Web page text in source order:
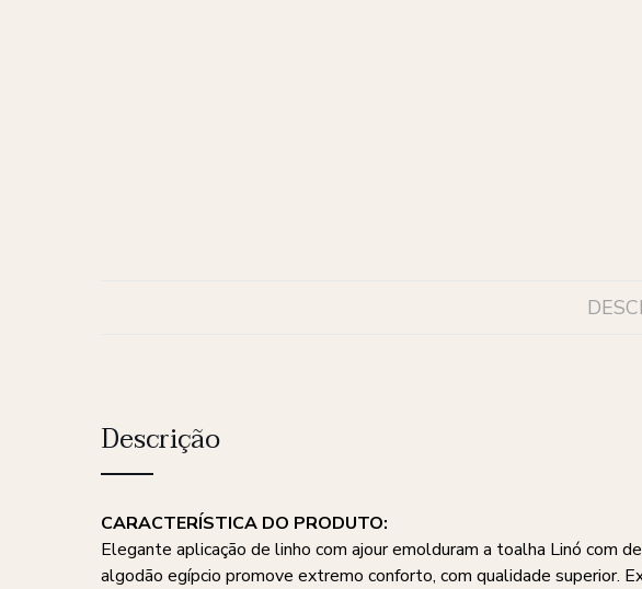
Descrição
CARACTERÍSTICA DO PRODUTO:
Elegante aplicação de linho com ajour emolduram a toalha Linó com
algodão egípcio promove extremo conforto, com qualidade superior.